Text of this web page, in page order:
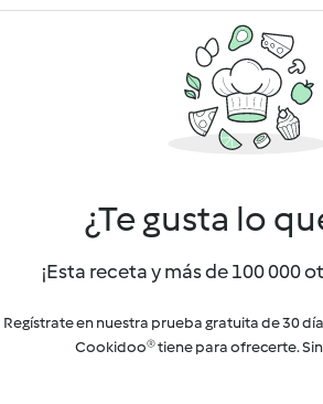
¿Te gusta lo
¡Esta receta y más de 100 000
Regístrate en nuestra prueba gratuita de 30
Cookidoo® tiene para ofrecerte.